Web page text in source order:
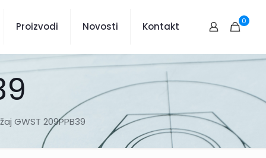
Proizvodi Novosti Kontakt 0
GWST 209PPB39